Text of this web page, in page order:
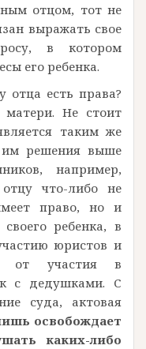
отцом, тот не
выражать свое
в котором
его ребенка.
отца есть права?
Не стоит
таким же
решения выше
например,
что-либо не
право, но и
ребенка, в
юристов и
от участия в
с дедушками. С
суда, актовая
освобождает
каких-либо